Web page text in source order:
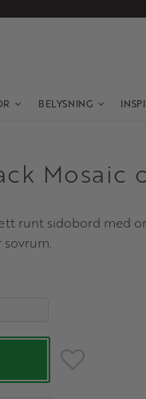
BELYSNING
Mosaic
runt sidobord med
Lägg till i